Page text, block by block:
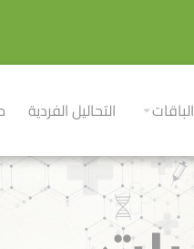
الباقات التحاليل الفردية